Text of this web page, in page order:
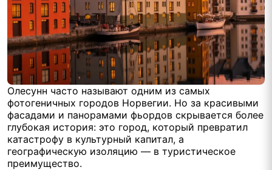
Олесунн часто называют одним из самых
фотогеничных городов Норвегии. Но за красивыми
фасадами и панорамами фьордов скрывается более
глубокая история: это город, который превратил
катастрофу в культурный капитал, а
географическую изоляцию — в туристическое
преимущество.